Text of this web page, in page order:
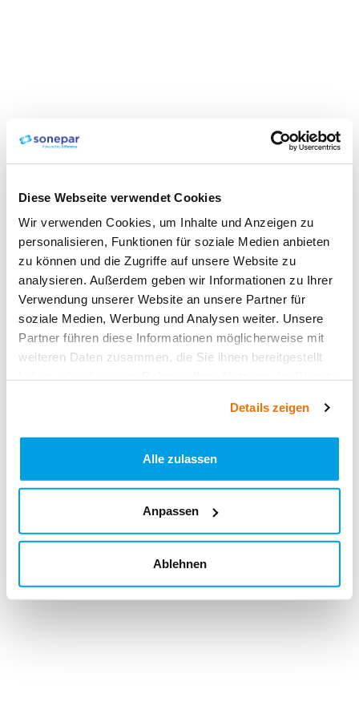
Diese Webseite verwendet Cookies
Wir verwenden Cookies, um Inhalte und Anzeigen zu
personalisieren, Funktionen für soziale Medien anbieten
zu können und die Zugriffe auf unsere Website zu
analysieren. Außerdem geben wir Informationen zu Ihrer
Verwendung unserer Website an unsere Partner für
soziale Medien, Werbung und Analysen weiter. Unsere
Partner führen diese Informationen möglicherweise mit
weiteren Daten zusammen, die Sie ihnen bereitgestellt
Details zeigen
Alle zulassen
Anpassen
Ablehnen